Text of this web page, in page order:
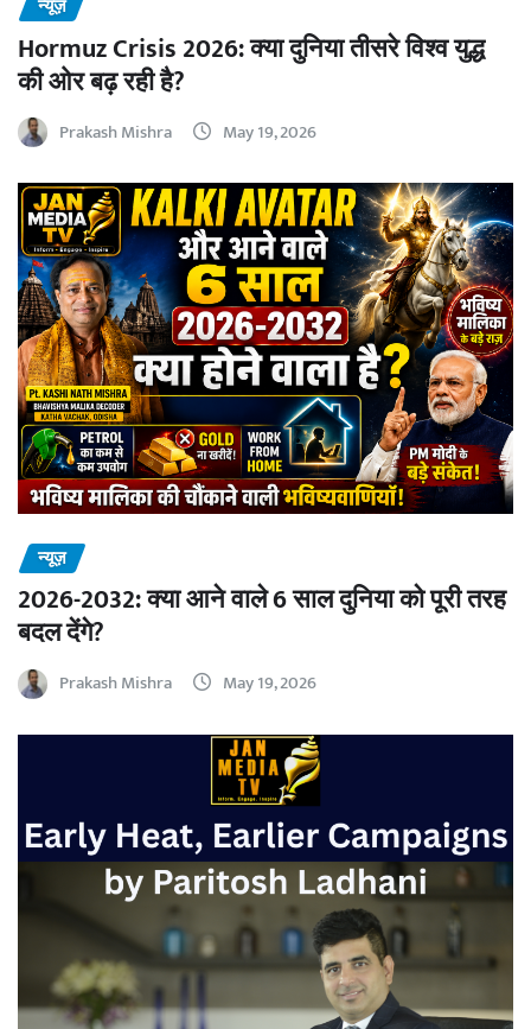
न्यूज़
Hormuz Crisis 2026: क्या दुनिया तीसरे विश्व युद्ध
की ओर बढ़ रही है?
Prakash Mishra May 19, 2026
न्यूज़
2026-2032: क्या आने वाले 6 साल दुनिया को पूरी तरह
बदल देंगे?
Prakash Mishra May 19, 2026